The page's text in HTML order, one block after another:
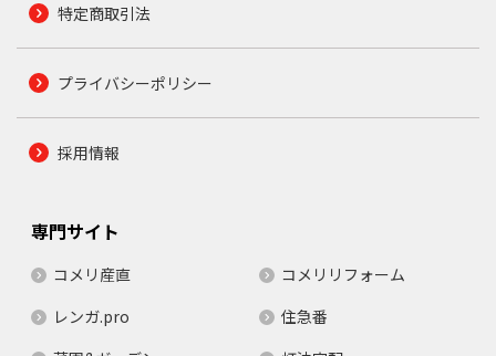
特定商取引法
プライバシーポリシー
採用情報
専門サイト
コメリ産直
コメリリフォーム
レンガ.pro
住急番